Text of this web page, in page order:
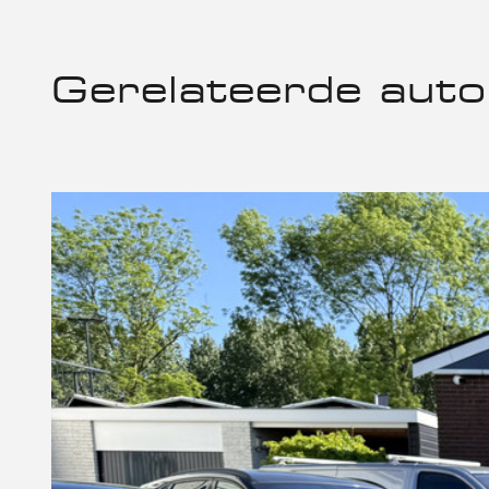
Gerelateerde